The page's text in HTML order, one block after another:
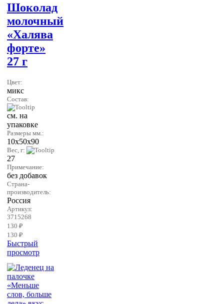
Шоколад
молочный
«Халява
форте»
27 г
Цвет:
микс
Состав:
см. на
упаковке
Размеры мм.:
10х50х90
Вес, г:
27
Примечание:
без добавок
Страна-
производитель:
Россия
Артикул:
3715268
130 ₽
130 ₽
Быстрый
просмотр